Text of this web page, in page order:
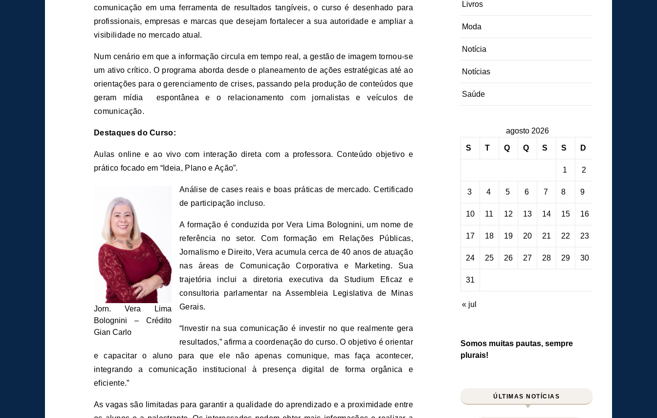
comunicação em uma ferramenta de resultados tangíveis, o curso é desenhado para
profissionais, empresas e marcas que desejam fortalecer a sua autoridade e ampliar a
visibilidade no mercado atual.
Num cenário em que a informação circula em tempo real, a gestão de imagem tornou-se
um ativo crítico. O programa aborda desde o planeamento de ações estratégicas até ao
orientações para o gerenciamento de crises, passando pela produção de conteúdos que
geram mídia espontânea e o relacionamento com jornalistas e veículos de
comunicação.
Destaques do Curso:
Aulas online e ao vivo com interação direta com a professora. Conteúdo objetivo e
prático focado em “Ideia, Plano e Ação”.
Jorn. Vera Lima
Bolognini – Crédito
Gian Carlo
Análise de cases reais e boas práticas de mercado. Certificado
de participação incluso.
A formação é conduzida por Vera Lima Bolognini, um nome de
referência no setor. Com formação em Relações Públicas,
Jornalismo e Direito, Vera acumula cerca de 40 anos de atuação
nas áreas de Comunicação Corporativa e Marketing. Sua
trajetória inclui a diretoria executiva da Studium Eficaz e
consultoria parlamentar na Assembleia Legislativa de Minas
Gerais.
“Investir na sua comunicação é investir no que realmente gera
resultados,” afirma a coordenação do curso. O objetivo é orientar
e capacitar o aluno para que ele não apenas comunique, mas faça acontecer,
integrando a comunicação institucional à presença digital de forma orgânica e
eficiente.”
As vagas são limitadas para garantir a qualidade do aprendizado e a proximidade entre
Livros
Moda
Notícia
Notícias
Saúde
agosto 2026
S T Q Q S S D
1 2
3 4 5 6 7 8 9
10 11 12 13 14 15 16
17 18 19 20 21 22 23
24 25 26 27 28 29 30
31
« jul
Somos muitas pautas, sempre
plurais!
ÚLTIMAS NOTÍCIAS